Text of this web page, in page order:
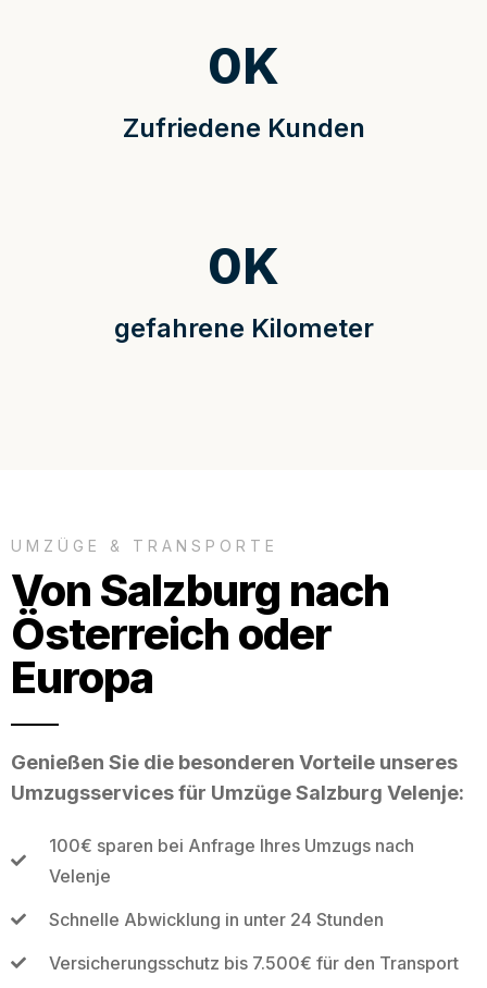
Zufriedene Kunden
0K
gefahrene Kilometer
0K
UMZÜGE & TRANSPORTE
Von Salzburg nach
Österreich oder
Europa
Genießen Sie die besonderen Vorteile unseres
Umzugsservices für Umzüge Salzburg Velenje:
100€ sparen bei Anfrage Ihres Umzugs nach
Velenje
Schnelle Abwicklung in unter 24 Stunden
Versicherungsschutz bis 7.500€ für den Transport